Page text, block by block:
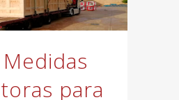
Medidas
para